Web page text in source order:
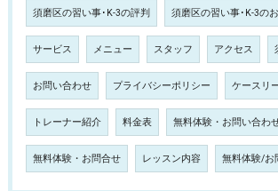
須磨区の習い事･K-3の評判 須磨区の習い事･K-3の
サービス メニュー スタッフ アクセス
お問い合わせ プライバシーポリシー ケースリ
トレーナー紹介 料金表 無料体験・お問い合わ
無料体験・お問合せ レッスン内容 無料体験/お